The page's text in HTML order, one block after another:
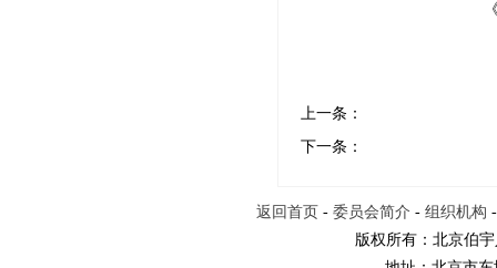
上一条：
下一条：
返回首页 -委员会简介 -组织机构
版权所有：北京伯